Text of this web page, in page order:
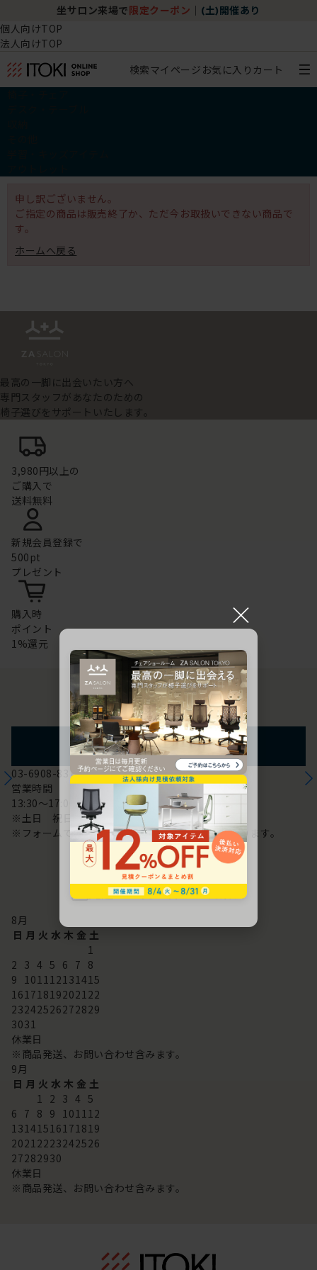
坐サロン来場で 限定クーポン (土)開催あり
個人向けTOP
法人向けTOP
検索マイページ お気に入り カート
申し訳ございません。
ご指定の商品は販売終了か、ただ今お取扱いできない商品で
す。
ホームへ戻る
最高の一脚に出会いたい方へ
専門スタッフがあなたのための
椅子選びをサポートいたします。
3,980円以上の
ご購入で
送料無料
新規会員登録で
500pt
プレゼント
購入時
ポイント
1%還元
お問い合わせ
フォームからのお問い合わせ
03-6908-8370
営業時間
13:30～17:00
※土日 祝日は休み
※フォームでのお問い合わせは24時間対応しております。
配送・お問い合わせ営業日
8月
日 月 火 水 木 金 土
1
2 3 4 5 6 7 8
9 101112131415
16171819202122
23242526272829
3031
休業日
※商品発送、お問い合わせ含みます。
9月
日 月 火 水 木 金 土
1 2 3 4 5
6 7 8 9 101112
13141516171819
20212223242526
27282930
休業日
※商品発送、お問い合わせ含みます。
×